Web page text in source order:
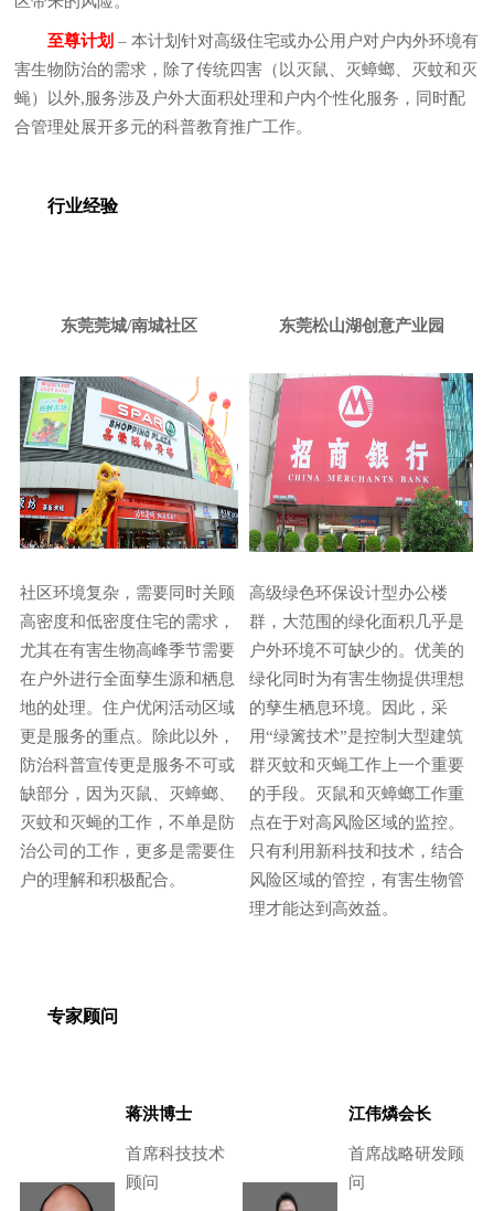
至尊计划 – 本计划针对高级住宅或办公用户对户内外环境有
害生物防治的需求，除了传统四害（以灭鼠、灭蟑螂、灭蚊和灭
蝇）以外,服务涉及户外大面积处理和户内个性化服务，同时配
合管理处展开多元的科普教育推广工作。
行业经验
东莞莞城/南城社区 东莞松山湖创意产业园
社区环境复杂，需要同时关顾
高密度和低密度住宅的需求，
尤其在有害生物高峰季节需要
在户外进行全面孳生源和栖息
地的处理。住户优闲活动区域
更是服务的重点。除此以外，
防治科普宣传更是服务不可或
缺部分，因为灭鼠、灭蟑螂、
灭蚊和灭蝇的工作，不单是防
治公司的工作，更多是需要住
户的理解和积极配合。
高级绿色环保设计型办公楼
群，大范围的绿化面积几乎是
户外环境不可缺少的。优美的
绿化同时为有害生物提供理想
的孳生栖息环境。因此，采
用“绿篱技术”是控制大型建筑
群灭蚊和灭蝇工作上一个重要
的手段。灭鼠和灭蟑螂工作重
点在于对高风险区域的监控。
只有利用新科技和技术，结合
风险区域的管控，有害生物管
理才能达到高效益。
专家顾问
蒋洪博士
首席科技技术
顾问
江伟燐会长
首席战略研发顾
问